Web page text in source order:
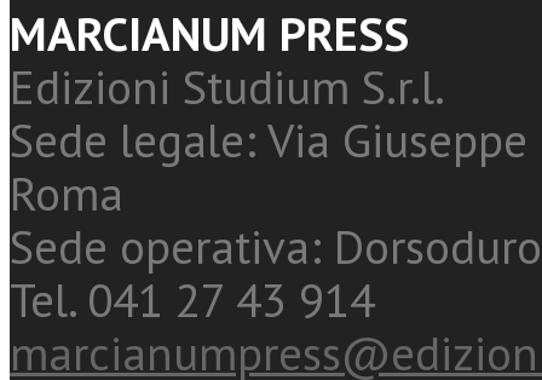
MARCIANUM PRESS
Edizioni Studium S.r.l.
Sede legale: Via
Roma
Sede operativa:
Tel. 041 27 43 914